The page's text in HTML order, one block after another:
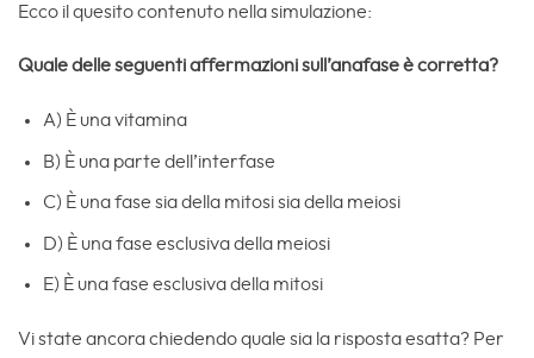
Ecco il quesito contenuto nella simulazione:
Quale delle seguenti affermazioni sull’anafase è corretta?
A) È una vitamina
B) È una parte dell’interfase
C) È una fase sia della mitosi sia della meiosi
D) È una fase esclusiva della meiosi
E) È una fase esclusiva della mitosi
Vi state ancora chiedendo quale sia la risposta esatta? Per